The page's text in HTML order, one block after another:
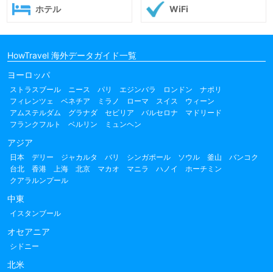
ホテル WiFi
HowTravel 海外データガイド一覧
ヨーロッパ
ストラスブール ニース パリ エジンバラ ロンドン
ナポリ
フィレンツェ
ベネチア ミラノ ローマ スイス
ウィーン
アムステルダム
グラナダ セビリア バルセロナ
マドリード
フランクフルト
ベルリン ミュンヘン
アジア
日本 デリー ジャカルタ バリ シンガポール ソウル 釜山
バンコク
台北
香港 上海 北京 マカオ マニラ ハノイ
ホーチミン
クアラルンプール
中東
イスタンブール
オセアニア
シドニー
北米